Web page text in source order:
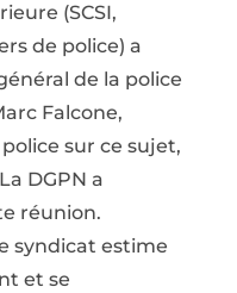
(SCSI,
de police) a
de la police
Falcone,
sur ce sujet,
DGPN a
réunion.
syndicat estime
et se